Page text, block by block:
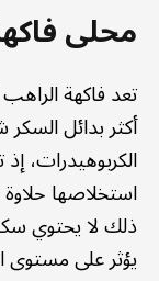
محلى
تعد فاكهة
أكثر بدائل
الكربوهيدرات،
ذلك لا يحتوي
يؤثر على مستوى